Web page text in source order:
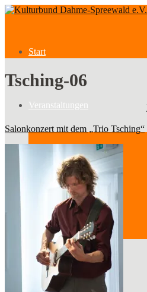
Start
Veranstaltungen
Veranstaltungen
Kategorien
Verein
Tsching-06
Salonkonzert mit dem „Trio Tsching“